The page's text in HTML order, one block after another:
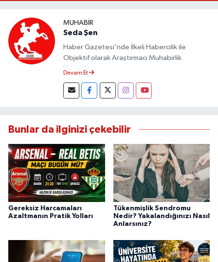
MUHABIR
Seda Şen
Haber Gazetesi'nde İlkeli Habercilik ile
Objektif olarak Araştırmacı Muhabirlik
Yapmaktayım.
Devam Et
Bunlar da ilginizi çekebilir
Gereksiz Harcamaları
Azaltmanın Pratik Yolları
Tükenmişlik Sendromu
Nedir? Yakalandığınızı Nasıl
Anlarsınız?